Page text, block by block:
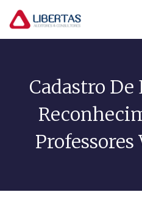
Pular
Cadastro De
Professores